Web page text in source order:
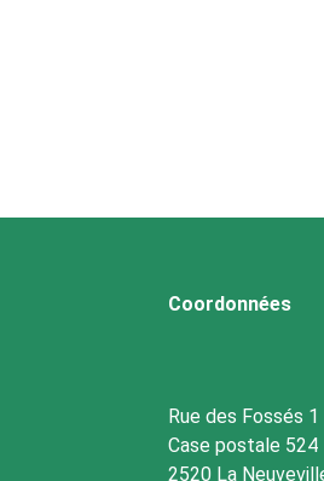
Coordonnées
Rue des Fossés 1
Case postale 524
2520 La